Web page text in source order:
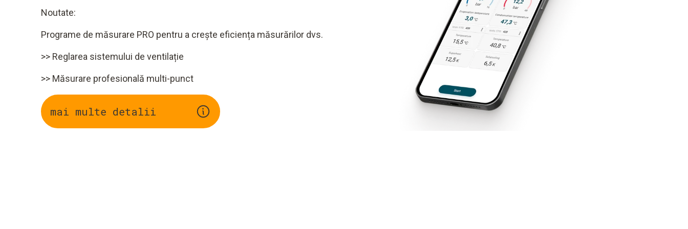
Noutate:
Programe de măsurare PRO pentru a crește eficiența măsurărilor dvs.
>> Reglarea sistemului de ventilație
>> Măsurare profesională multi-punct
mai multe detalii